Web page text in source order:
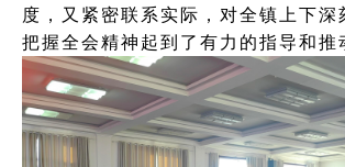
度，又紧密联系实际，对全镇上下深
把握全会精神起到了有力的指导和推